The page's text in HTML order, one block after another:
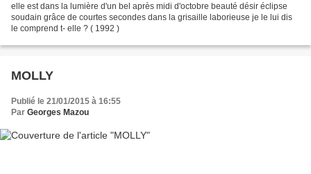
elle est dans la lumière d'un bel après midi d'octobre beauté désir éclipse
soudain grâce de courtes secondes dans la grisaille laborieuse je le lui dis
le comprend t- elle ? ( 1992 )
MOLLY
Publié le 21/01/2015 à 16:55
Par Georges Mazou